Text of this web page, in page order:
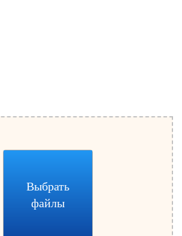
Выбрать
файлы